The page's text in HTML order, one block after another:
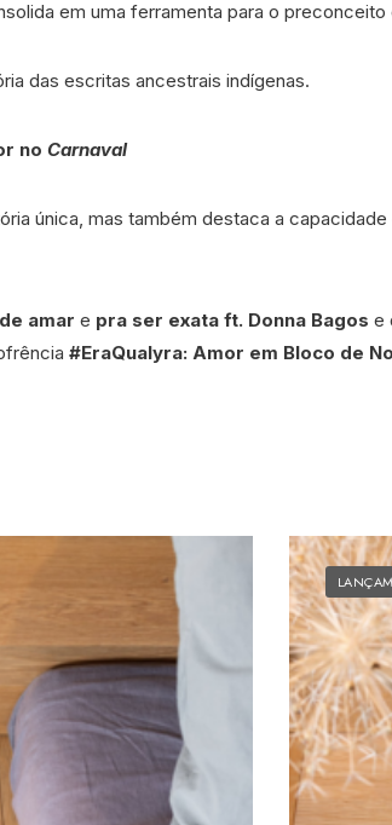
em uma ferramenta para o
das escritas ancestrais indígenas.
no Carnaval
única, mas também destaca a
amar e pra ser exata ft. Donna Bagos e
#EraQualyra: Amor em Bloco de